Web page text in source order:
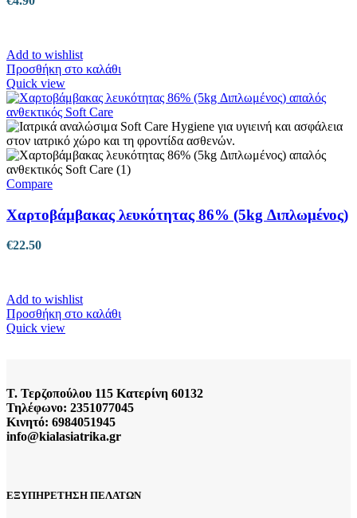
Add to wishlist
Προσθήκη στο καλάθι
Quick view
Compare
Χαρτοβάμβακας λευκότητας 86% (5kg Διπλωμένος)
€22.50
Add to wishlist
Προσθήκη στο καλάθι
Quick view
Τ. Τερζοπούλου 115 Κατερίνη 60132
Τηλέφωνο: 2351077045
Κινητό: 6984051945
info@kialasiatrika.gr
ΕΞΥΠΗΡΕΤΗΣΗ ΠΕΛΑΤΩΝ